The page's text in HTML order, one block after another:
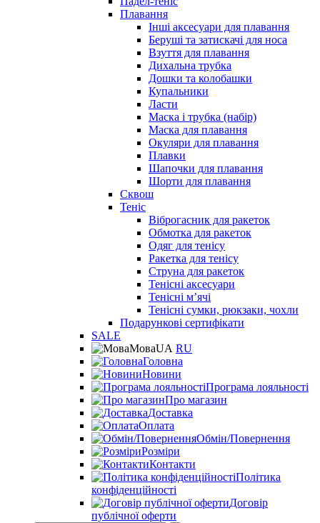
Плавання
Інші аксесуари для плавання
Беруші та затискачі для носа
Взуття для плавання
Дихальна трубка
Дошки та колобашки
Купальники
Ласти
Маска і трубка (набір)
Маска для плавання
Окуляри для плавання
Плавки
Шапочки для плавання
Шорти для плавання
Сквош
Теніс
Віброгасник для ракеток
Обмотка для ракеток
Одяг для тенісу
Ракетка для тенісу
Струна для ракеток
Тенісні аксесуари
Тенісні мʼячі
Тенісні сумки, рюкзаки, чохли
Подарункові сертифікати
SALE
МоваUA RU
Головна
Новини
Програма лояльності
Про магазин
Доставка
Оплата
Обмін/Повернення
Розміри
Контакти
Політика
конфіденційності
Договір
публічної оферти